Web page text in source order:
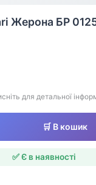
Жерона БР
для детальної
🛒 В кошик
✅ Є в наявності